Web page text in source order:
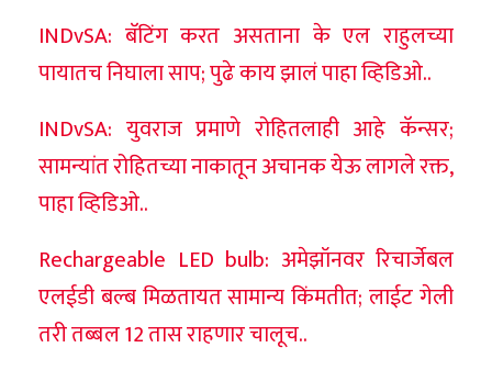
INDvSA: बॅटिंग करत असताना के एल राहुलच्या
पायातच निघाला साप; पुढे काय झालं पाहा व्हिडिओ..
INDvSA: युवराज प्रमाणे रोहितलाही आहे कॅन्सर;
सामन्यांत रोहितच्या नाकातून अचानक येऊ लागले रक्त,
पाहा व्हिडिओ..
Rechargeable LED bulb: अमेझॉनवर रिचार्जेबल
एलईडी बल्ब मिळतायत सामान्य किंमतीत; लाईट गेली
तरी तब्बल 12 तास राहणार चालूच..